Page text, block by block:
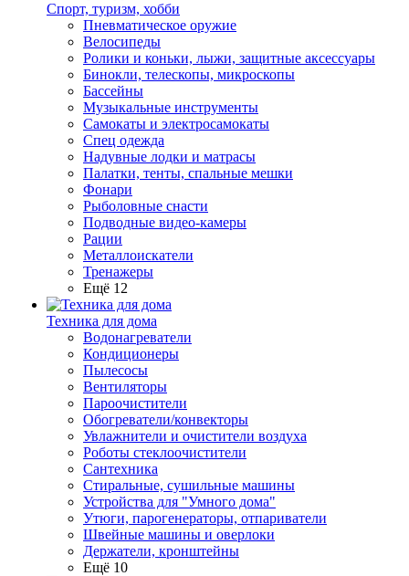
Спорт, туризм, хобби
Пневматическое оружие
Велосипеды
Ролики и коньки, лыжи, защитные аксессуары
Бинокли, телескопы, микроскопы
Бассейны
Музыкальные инструменты
Самокаты и электросамокаты
Спец одежда
Надувные лодки и матрасы
Палатки, тенты, спальные мешки
Фонари
Рыболовные снасти
Подводные видео-камеры
Рации
Металлоискатели
Тренажеры
Ещё 12
Техника для дома
Водонагреватели
Кондиционеры
Пылесосы
Вентиляторы
Пароочистители
Обогреватели/конвекторы
Увлажнители и очистители воздуха
Роботы стеклоочистители
Сантехника
Стиральные, сушильные машины
Устройства для "Умного дома"
Утюги, парогенераторы, отпариватели
Швейные машины и оверлоки
Держатели, кронштейны
Ещё 10